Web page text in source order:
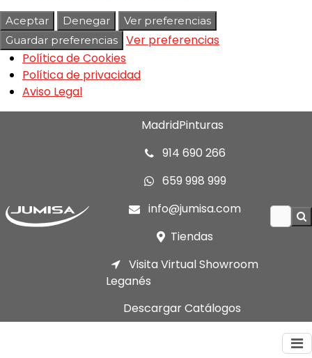
Aceptar Denegar
Ver preferencias
Guardar preferencias
Ver preferencias
Política de Cookies
Política de privacidad
Aviso Legal
MadridPinturas
914 690 266
659 998 999
info@jumisa.com
Tiendas
Visita Virtual Showroom
Leganés
Descargar Catálogos